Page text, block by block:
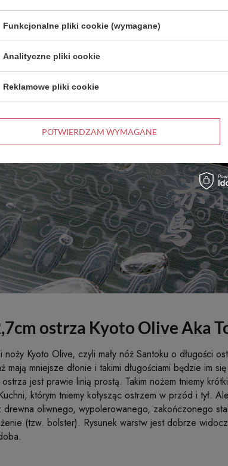
ostrza Kyoto Olive Aka
Kyoto Olive, czyli mały nóż Santoku o
mniejsze dłonie i takimi długościami będzie im
jest prawie linią prostą. Takim nożem tniemy
którym tniemy kołysząc ostrzem w przód i tył.
drewna oliwnego, wypolerowanego, zakończonego
(tzw. bolster). Rysunek warstw jest dobrze
Funkcjonalne pliki cookie (wymagane)
Analityczne pliki cookie
Reklamowe pliki cookie
POTWIERDZAM WYMAGANE